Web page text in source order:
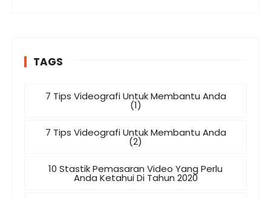
TAGS
7 Tips Videografi Untuk Membantu Anda
(1)
7 Tips Videografi Untuk Membantu Anda
(2)
10 Stastik Pemasaran Video Yang Perlu
Anda Ketahui Di Tahun 2020